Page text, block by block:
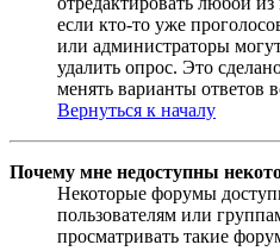
если кто-то уже
или администраторы
удалить опрос. Это
менять варианты ответов
Вернуться к началу
Почему мне недоступны
Некоторые форумы
пользователям или
просматривать такие